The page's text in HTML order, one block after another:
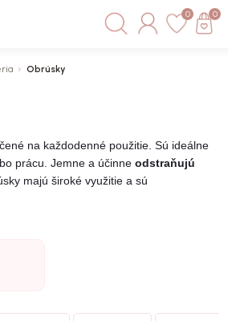
0 0
Obrúsky
na každodenné použitie. Sú ideálne
prácu. Jemne a účinne odstraňujú
majú široké využitie a sú